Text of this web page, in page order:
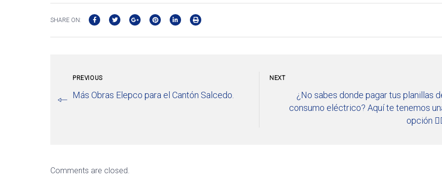
SHARE ON:
PREVIOUS
Más Obras Elepco para el Cantón Salcedo.
NEXT
¿No sabes donde pagar tus planillas
consumo eléctrico? Aquí te tenemos
opción
Comments are closed.